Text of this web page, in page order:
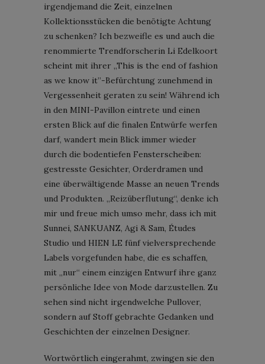
irgendjemand die Zeit, einzelnen
Kollektionsstücken die benötigte Achtung
zu schenken? Ich bezweifle es und auch die
renommierte Trendforscherin Li Edelkoort
scheint mit ihrer „This is the end of fashion
as we know it”-Befürchtung zunehmend in
Vergessenheit geraten zu sein! Während ich
in den MINI-Pavillon eintrete und einen
ersten Blick auf die finalen Entwürfe werfen
darf, wandert mein Blick immer wieder
durch die bodentiefen Fensterscheiben:
gestresste Gesichter, Orderdramen und
eine überwältigende Masse an neuen Trends
und Produkten. „Reizüberflutung“, denke ich
mir und freue mich umso mehr, dass ich mit
Sunnei, SANKUANZ, Agi & Sam, Études
Studio und HIEN LE fünf vielversprechende
Labels vorgefunden habe, die es schaffen,
mit „nur“ einem einzigen Entwurf ihre ganz
persönliche Idee von Mode darzustellen. Zu
sehen sind nicht irgendwelche Pullover,
sondern auf Stoff gebrachte Gedanken und
Geschichten der einzelnen Designer.
Wortwörtlich eingerahmt, zwingen sie den